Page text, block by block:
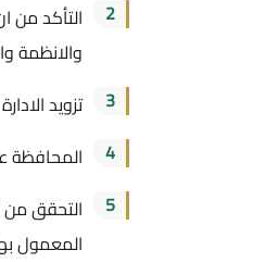
التأكد من ان
والانظمة
تزويد الادارة
المحافظة على
التحقق من أن جميع
المعمول بها.